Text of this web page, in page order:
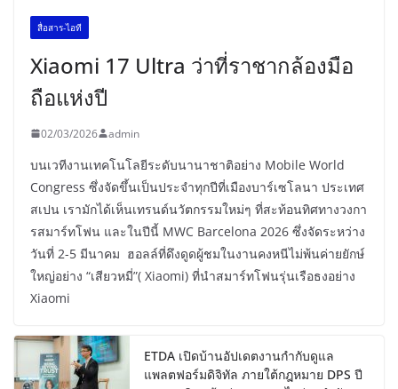
สื่อสาร-ไอที
Xiaomi 17 Ultra ว่าที่ราชากล้องมือ
ถือแห่งปี
02/03/2026 admin
บนเวทีงานเทคโนโลยีระดับนานาชาติอย่าง Mobile World
Congress ซึ่งจัดขึ้นเป็นประจำทุกปีที่เมืองบาร์เซโลนา ประเทศ
สเปน เรามักได้เห็นเทรนด์นวัตกรรมใหม่ๆ ที่สะท้อนทิศทางวงกา
รสมาร์ทโฟน และในปีนี้ MWC Barcelona 2026 ซึ่งจัดระหว่าง
วันที่ 2-5 มีนาคม ฮอลล์ที่ดึงดูดผู้ชมในงานคงหนีไม่พ้นค่ายยักษ์
ใหญ่อย่าง “เสียวหมี่”( Xiaomi) ที่นำสมาร์ทโฟนรุ่นเรือธงอย่าง
Xiaomi
ETDA เปิดบ้านอัปเดตงานกำกับดูแล
แพลตฟอร์มดิจิทัล ภายใต้กฎหมาย DPS ปี